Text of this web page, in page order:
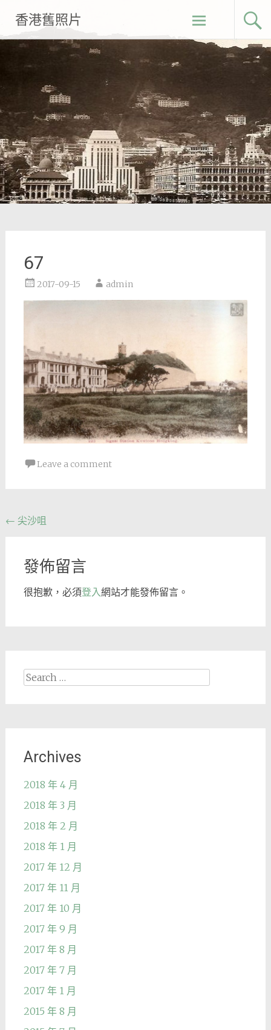
content
香港舊照片
67
2017-09-15 admin
Leave a comment
Post
← 尖沙咀
發佈留言
很抱歉，必須登入網站才能發佈留言。
Search
Archives
2018 年 4 月
2018 年 3 月
2018 年 2 月
2018 年 1 月
2017 年 12 月
2017 年 11 月
2017 年 10 月
2017 年 9 月
2017 年 8 月
2017 年 7 月
2017 年 1 月
2015 年 8 月